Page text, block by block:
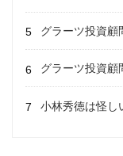
グラーツ投資顧
グラーツ投資顧
小林秀徳は怪し